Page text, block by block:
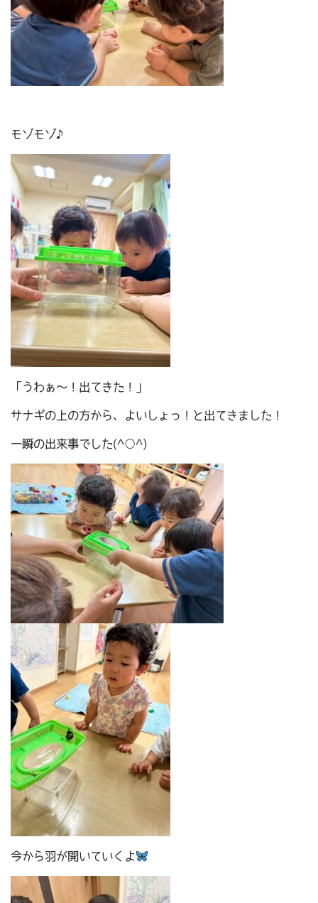
モゾモゾ♪
「うわぁ～！出てきた！」
サナギの上の方から、よいしょっ！と出てきました！
一瞬の出来事でした(^○^)
今から羽が開いていくよ